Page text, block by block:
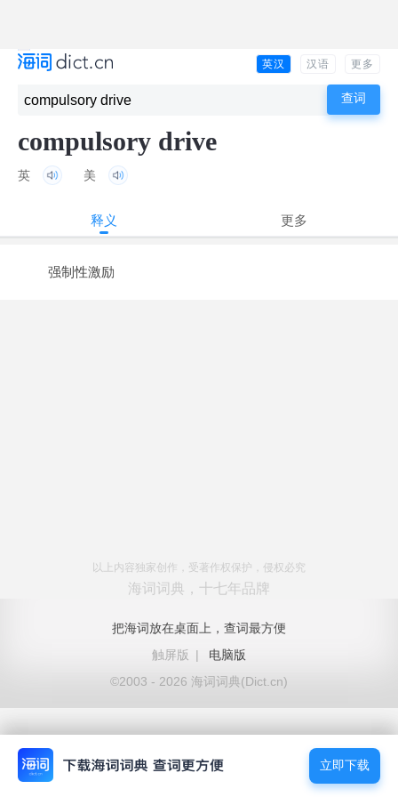
英汉 汉语 更多
compulsory drive
英 美
释义 更多
强制性激励
以上内容独家创作，受著作权保护，侵权必究
海词词典，十七年品牌
把海词放在桌面上，查词最方便
触屏版
|
电脑版
©2003 - 2026 海词词典(Dict.cn)
立即下载
立即下载